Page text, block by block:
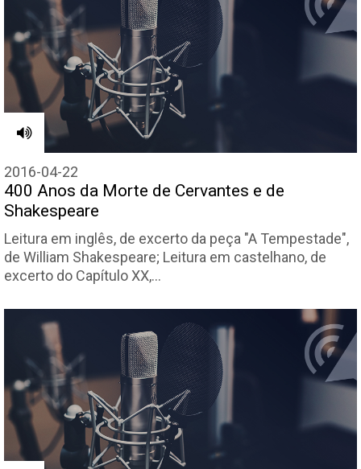
2016-04-22
400 Anos da Morte de Cervantes e de
Shakespeare
Leitura em inglês, de excerto da peça "A Tempestade",
de William Shakespeare; Leitura em castelhano, de
excerto do Capítulo XX,…